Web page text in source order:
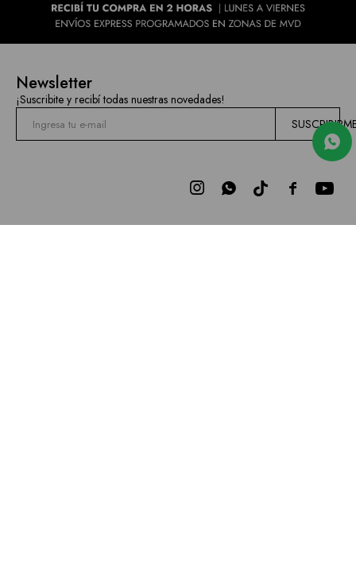
Newsletter
¡Suscribite y recibí todas nuestras novedades!

 